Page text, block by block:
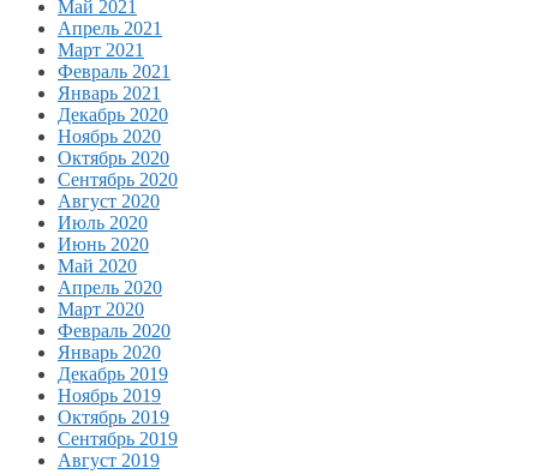
Май 2021
Апрель 2021
Март 2021
Февраль 2021
Январь 2021
Декабрь 2020
Ноябрь 2020
Октябрь 2020
Сентябрь 2020
Август 2020
Июль 2020
Июнь 2020
Май 2020
Апрель 2020
Март 2020
Февраль 2020
Январь 2020
Декабрь 2019
Ноябрь 2019
Октябрь 2019
Сентябрь 2019
Август 2019